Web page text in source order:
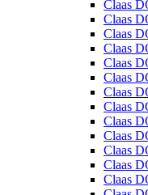
Claas
Claas
Claas
Claas
Claas
Claas
Claas
Claas
Claas
Claas
Claas
Claas
Claas